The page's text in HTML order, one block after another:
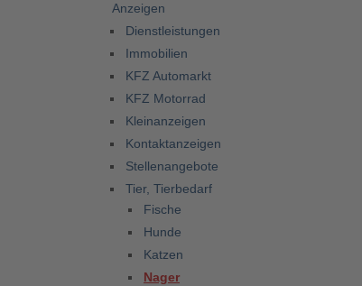
Anzeigen
Dienstleistungen
Immobilien
KFZ Automarkt
KFZ Motorrad
Kleinanzeigen
Kontaktanzeigen
Stellenangebote
Tier, Tierbedarf
Fische
Hunde
Katzen
Nager